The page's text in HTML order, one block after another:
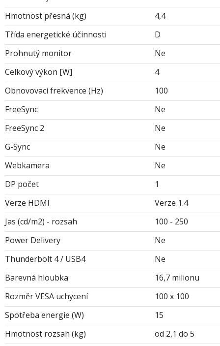
Hmotnost přesná (kg)
4,4
Třída energetické účinnosti
D
Prohnutý monitor
Ne
Celkový výkon [W]
4
Obnovovací frekvence (Hz)
100
FreeSync
Ne
FreeSync 2
Ne
G-Sync
Ne
Webkamera
Ne
DP počet
1
Verze HDMI
Verze 1.4
Jas (cd/m2) - rozsah
100 - 250
Power Delivery
Ne
Thunderbolt 4 / USB4
Ne
Barevná hloubka
16,7 milionu
Rozměr VESA uchycení
100 x 100
Spotřeba energie (W)
15
Hmotnost rozsah (kg)
od 2,1 do 5